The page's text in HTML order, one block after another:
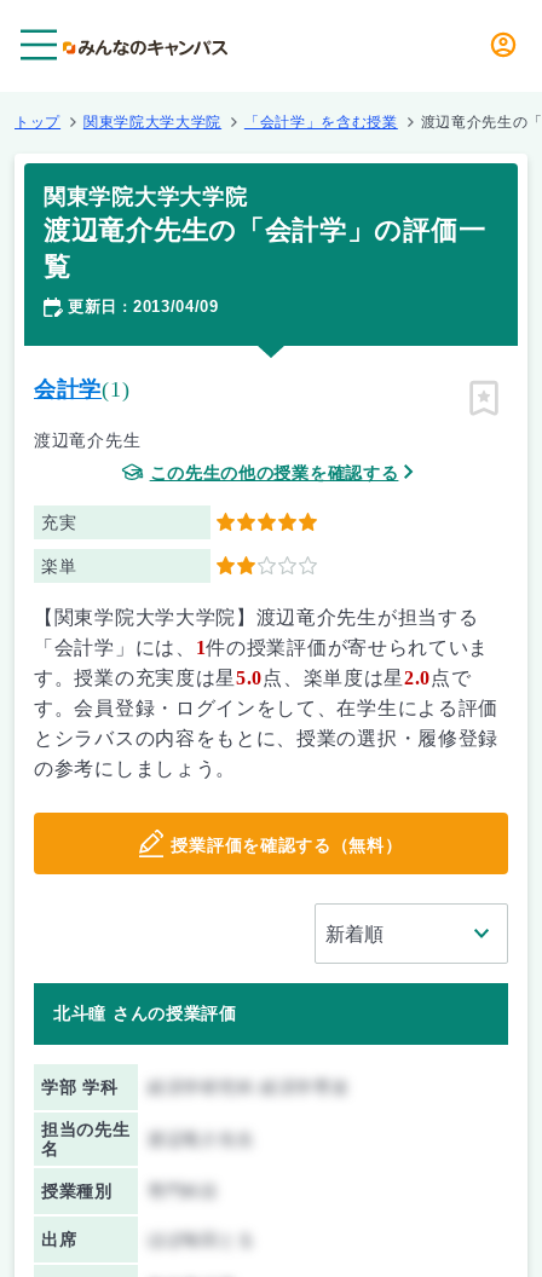
トップ 関東学院大学大学院 「会計学」を含む授業 渡辺竜介先生の
関東学院大学大学院
渡辺竜介先生の「会計学」の評価一
覧
更新日 ： 2013/04/09
会計学(1)
渡辺竜介先生
この先生の他の授業を確認する
充実 5
楽単 2
ピン留
【関東学院大学大学院】渡辺竜介先生が担当する
「会計学」には、 1件の授業評価が寄せられていま
す。授業の充実度は星5.0点、楽単度は星2.0点で
す。会員登録・ログインをして、在学生による評価
とシラバスの内容をもとに、授業の選択・履修登録
の参考にしましょう。
授業評価を確認する（無料）
北斗瞳 さんの授業評価
学部 学科
担当の先生
名
授業種別
出席 ほぼ毎回とる